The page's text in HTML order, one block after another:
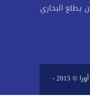
يطلع البخاري
جميع الحقوق محفوظة لإتحاد أورا © 2015 -